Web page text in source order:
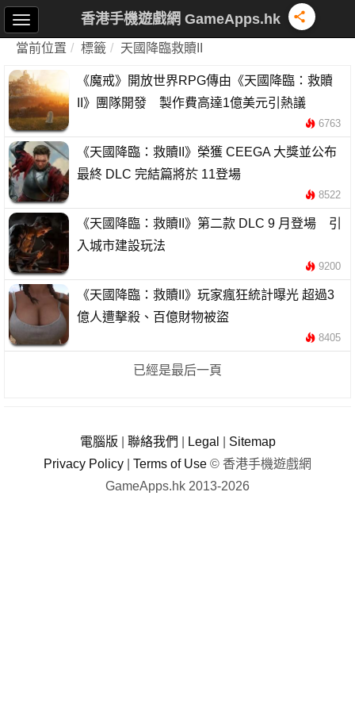
香港手機遊戲網 GameApps.hk
當前位置 標籤 天國降臨救贖II
《魔戒》開放世界RPG傳由《天國降臨：救贖
II》團隊開發 製作費高達1億美元引熱議
6763
《天國降臨：救贖II》榮獲 CEEGA 大獎並公布
最終 DLC 完結篇將於 11登場
8522
《天國降臨：救贖II》第二款 DLC 9 月登場 引
入城市建設玩法
9200
《天國降臨：救贖II》玩家瘋狂統計曝光 超過3
億人遭擊殺、百億財物被盜
8405
已經是最后一頁
電腦版 聯絡我們 Legal
Sitemap
Privacy Policy
Terms of Use © 香港手機遊戲網
GameApps.hk 2013-2026